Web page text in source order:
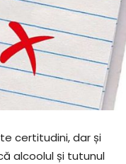
certitudini, dar și
alcoolul și tutunul